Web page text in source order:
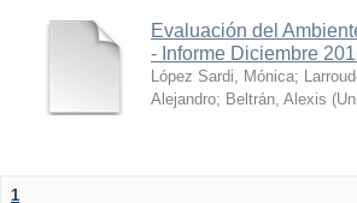
Evaluación del
- Informe Diciembre
López Sardi, Mónica;
Alejandro; Beltrán, Alexis (
1